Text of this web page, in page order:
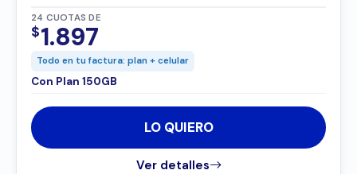
24 CUOTAS DE
$1.897
Todo en tu factura: plan + celular
Con Plan 150GB
LO QUIERO
Ver detalles